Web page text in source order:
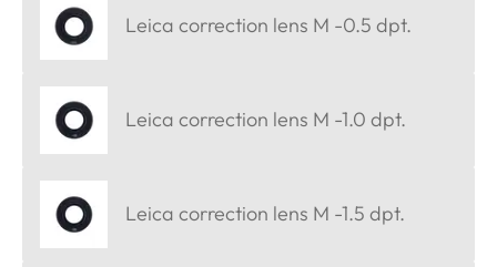
Leica correction lens M -0.5 dpt.
Leica correction lens M -1.0 dpt.
Leica correction lens M -1.5 dpt.